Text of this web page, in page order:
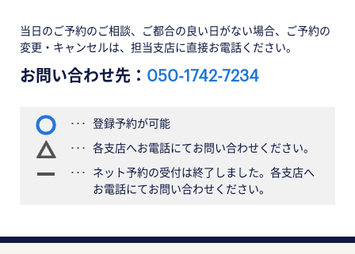
当日のご予約のご相談、ご都合の良い日がない場合、ご予約の
変更・キャンセルは、担当支店に直接お電話ください。
お問い合わせ先： 050-1742-7234
登録予約が可能
各支店へお電話にてお問い合わせください。
ネット予約の受付は終了しました。各支店へ
お電話にてお問い合わせください。